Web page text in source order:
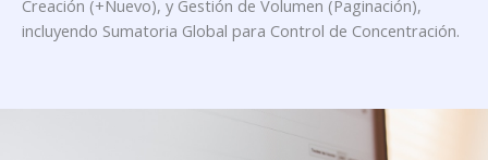
Creación (+Nuevo), y Gestión de Volumen (Paginación),
incluyendo Sumatoria Global para Control de Concentración.